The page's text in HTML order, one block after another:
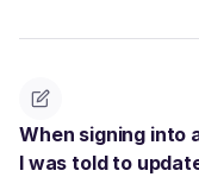
When signing into
I was told to